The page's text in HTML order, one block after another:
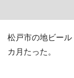
松戸市の地ビー
カ月たった。